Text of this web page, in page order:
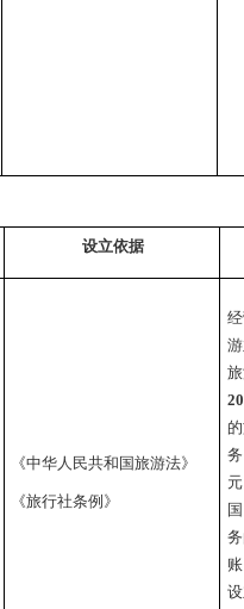
设立依据
《中华人民共和国旅游法》
《旅行社条例》
20